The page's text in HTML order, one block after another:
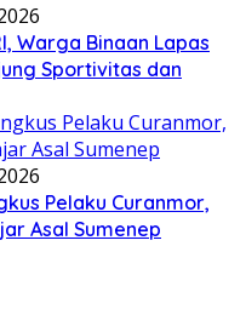
Warga Binaan Lapas
Sportivitas dan
Pelaku Curanmor,
Asal Sumenep